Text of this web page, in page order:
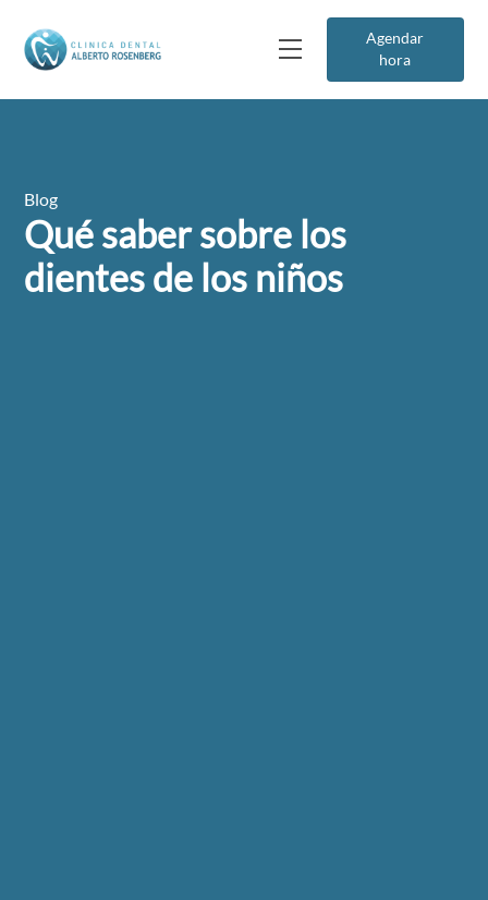
Agendar
hora
Blog
Qué saber sobre los
dientes de los niños